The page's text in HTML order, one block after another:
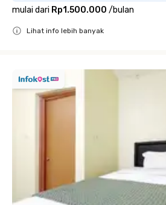
mulai dari Rp1.500.000 /bulan
Lihat info lebih banyak